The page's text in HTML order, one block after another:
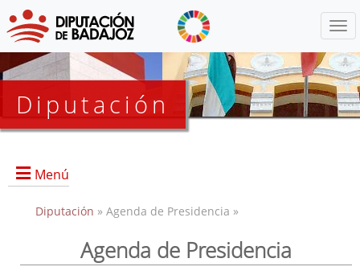
Diputación
Menú
Presidencia
Diputación » Agenda de Presidencia »
Agenda de Presidencia